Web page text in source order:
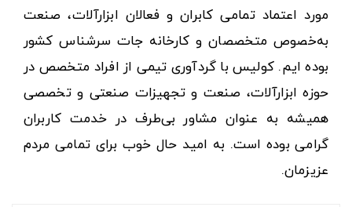
مورد اعتماد تمامی کابران و فعالان ابزارآلات، صنعت
به‌خصوص متخصصان و کارخانه جات سرشناس کشور
بوده ایم. کولیس با گردآوری تیمی از افراد متخصص در
حوزه ابزارآلات، صنعت و تجهیزات صنعتی و تخصصی
همیشه به عنوان مشاور بی‌طرف در خدمت کاربران
گرامی بوده است. به امید حال خوب برای تمامی مردم
عزیزمان.